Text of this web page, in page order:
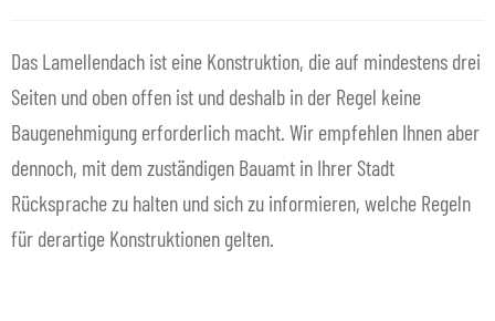
KONTAKT
DE
Das Lamellendach ist eine Konstruktion, die auf mindestens drei
Seiten und oben offen ist und deshalb in der Regel keine
Baugenehmigung erforderlich macht. Wir empfehlen Ihnen aber
dennoch, mit dem zuständigen Bauamt in Ihrer Stadt
Rücksprache zu halten und sich zu informieren, welche Regeln
für derartige Konstruktionen gelten.